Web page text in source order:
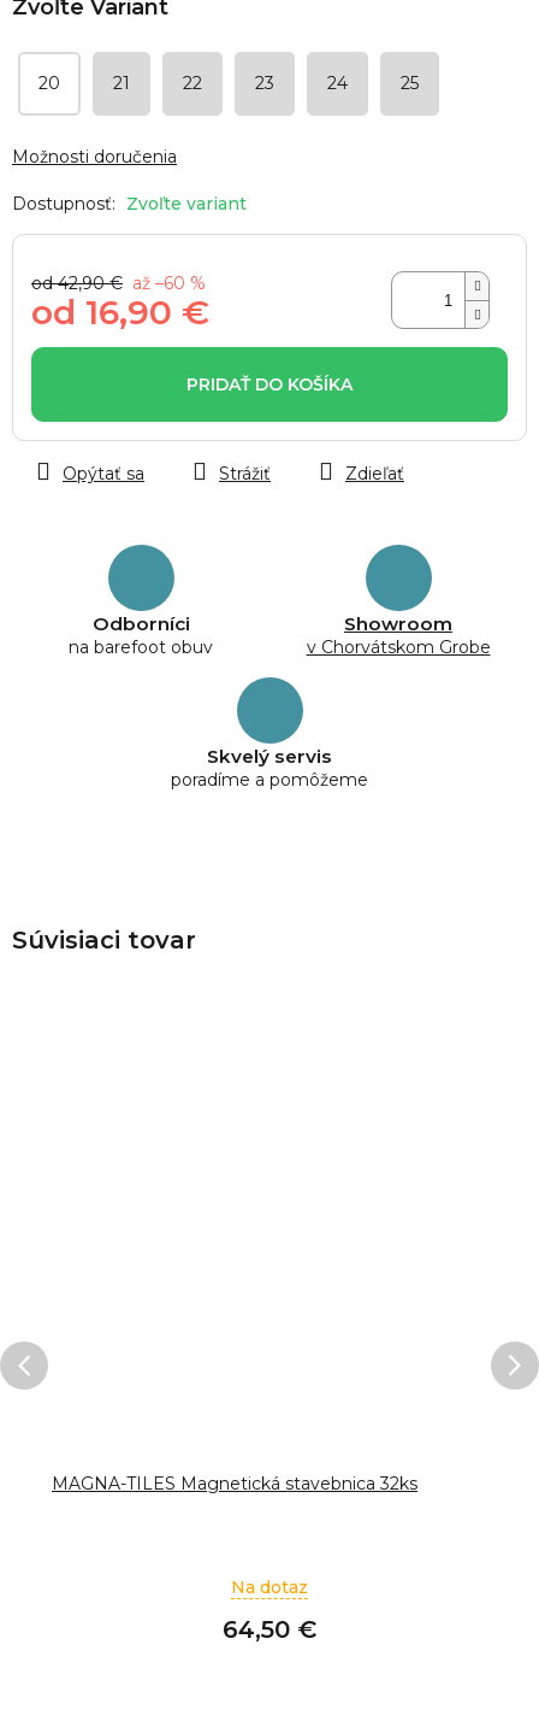
Zvoľte variant
20 21 22 23 24 25
Možnosti doručenia
od 42,90 € až –60 %
od 16,90 €
Jednotková
PRIDAŤ DO KOŠÍKA
Odborníci
na barefoot obuv
Showroom
v Chorvátskom Grobe
Skvelý servis
poradíme a pomôžeme
Opýtať sa Strážiť Zdieľať
Súvisiaci tovar
MAGNA-TILES Magnetická stavebnica 32ks
Na dotaz
64,50 €